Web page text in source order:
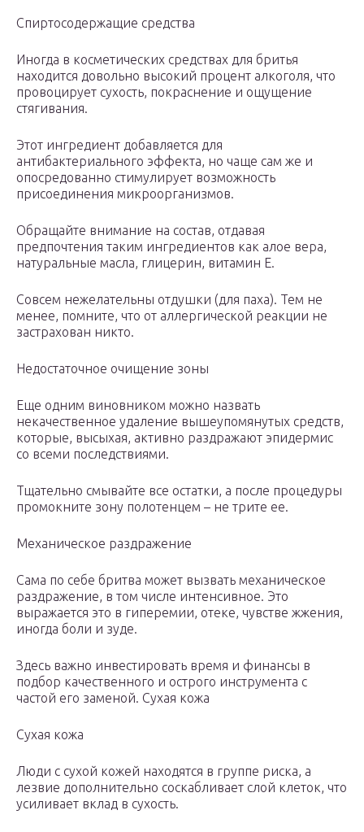
Спиртосодержащие средства
Иногда в косметических средствах для бритья
находится довольно высокий процент алкоголя, что
провоцирует сухость, покраснение и ощущение
стягивания.
Этот ингредиент добавляется для
антибактериального эффекта, но чаще сам же и
опосредованно стимулирует возможность
присоединения микроорганизмов.
Обращайте внимание на состав, отдавая
предпочтения таким ингредиентов как алое вера,
натуральные масла, глицерин, витамин Е.
Совсем нежелательны отдушки (для паха). Тем не
менее, помните, что от аллергической реакции не
застрахован никто.
Недостаточное очищение зоны
Еще одним виновником можно назвать
некачественное удаление вышеупомянутых средств,
которые, высыхая, активно раздражают эпидермис
со всеми последствиями.
Тщательно смывайте все остатки, а после процедуры
промокните зону полотенцем – не трите ее.
Механическое раздражение
Сама по себе бритва может вызвать механическое
раздражение, в том числе интенсивное. Это
выражается это в гиперемии, отеке, чувстве жжения,
иногда боли и зуде.
Здесь важно инвестировать время и финансы в
подбор качественного и острого инструмента с
частой его заменой. Сухая кожа
Сухая кожа
Люди с сухой кожей находятся в группе риска, а
лезвие дополнительно соскабливает слой клеток, что
усиливает вклад в сухость.